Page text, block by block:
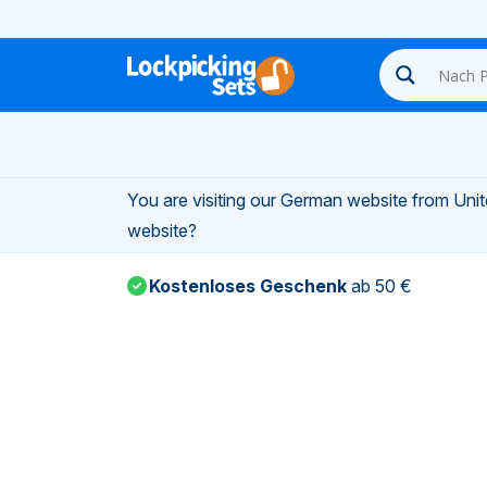
You are visiting our German website from
website?
Kostenloses Geschenk ab 50 €